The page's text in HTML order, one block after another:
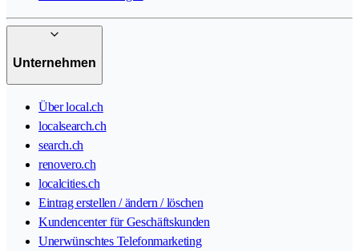
Unternehmen
Über local.ch
localsearch.ch
search.ch
renovero.ch
localcities.ch
Eintrag erstellen / ändern / löschen
Kundencenter für Geschäftskunden
Unerwünschtes Telefonmarketing